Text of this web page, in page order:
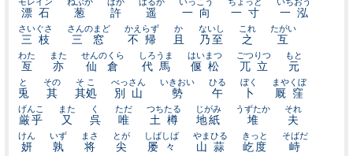
漂石 葱 許 遥 一向 一寸 一泓
三枝
さいぐさ
三窓
さんのまど
不帰
かえらず
且
か
乃至
ないし
之
これ
互
たがい
亙
わた
亦
また
仙倉
せんのくら
代馬
しろうま
偃松
はいまつ
兀立
ごつりつ
元
もと
兎
と
其
その
其処
そこ
別山
べっさん
勢
いきおい
午
ひる
卜
ぼく
厩窪
まやくぼ
厳乎
げんこ
又
また
呉
く
唯
ただ
土樽
つちたる
地紙
じがみ
堆
うずたか
夫
それ
妍
けん
孰
いず
将
まさ
尖
とが
屡々
しばしば
山蒜
やまひる
屹度
きっと
峙
そばだ